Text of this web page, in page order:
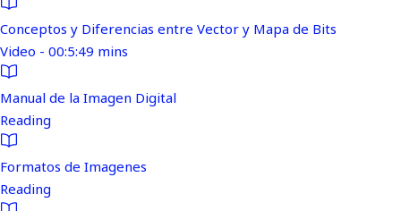
Conceptos y Diferencias entre Vector y Mapa de Bits
Video - 00:5:49 mins
Manual de la Imagen Digital
Reading
Formatos de Imagenes
Reading